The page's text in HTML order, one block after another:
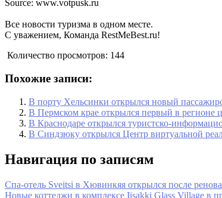
Source: www.votpusk.ru
Все новости туризма в одном месте.
С уважением, Команда RestMeBest.ru!
Количество просмотров: 144
Похожие записи:
В порту Хельсинки открылся новый
В Пермском крае открылся первый в регионе
В Краснодаре открылся туристско-
В Синдзюку открылся Центр виртуальной
Навигация по записям
Спа-отель Sveitsi в Хювинкяя открылся после
Новые коттеджи в комплексе Iisakki Glass Village в